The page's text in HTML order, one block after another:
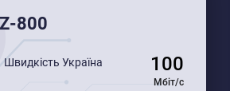
800
Швидкість Україна 100
Мбіт/с